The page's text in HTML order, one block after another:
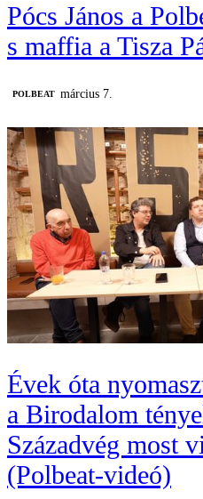
Pócs János a
s maffia a Tisza
‎POLBEAT március 7.
Évek óta
a Birodalom
Századvég most
(Polbeat-videó)